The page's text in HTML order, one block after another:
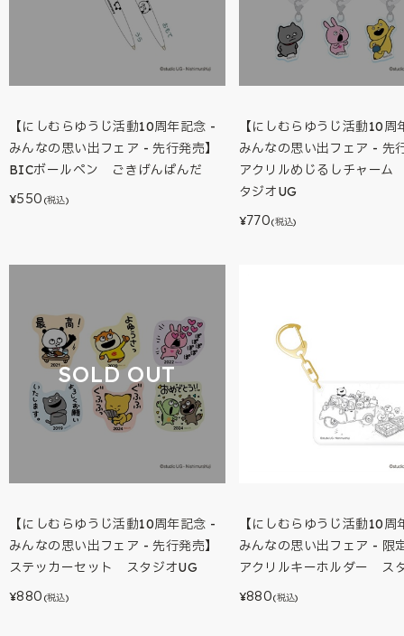
【にしむらゆうじ活動10周年記念 -
みんなの思い出フェア - 先行発売】
BICボールペン ごきげんぱんだ
¥550 (税込)
【にしむらゆうじ活動10周
みんなの思い出フェア - 先
アクリルめじるしチャー
タジオUG
¥770(税込)
SOLD OUT
【にしむらゆうじ活動10周年記念 -
みんなの思い出フェア - 先行発売】
ステッカーセット スタジオUG
¥880 (税込)
【にしむらゆうじ活動10周
みんなの思い出フェア - 限
アクリルキーホルダー ス
¥880(税込)